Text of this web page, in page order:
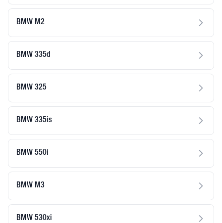
BMW M2
BMW 335d
BMW 325
BMW 335is
BMW 550i
BMW M3
BMW 530xi